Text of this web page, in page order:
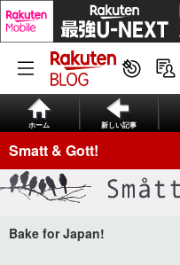
ホーム 新しい記事
Smatt & Gott!
Bake for Japan!